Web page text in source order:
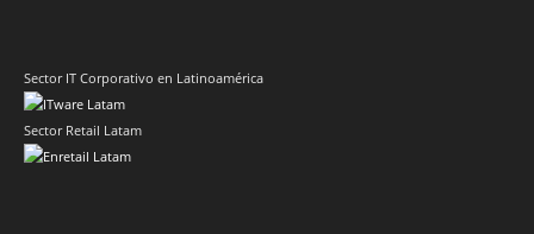
Sector IT Corporativo en Latinoamérica
Sector Retail Latam